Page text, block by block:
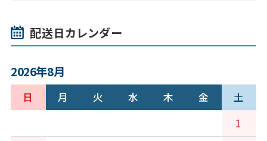
配送日カレンダー
2026年8月
日 月 火 水 木 金
土
1